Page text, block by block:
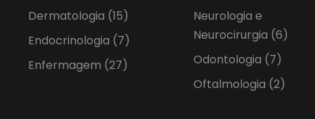
Dermatologia (15)
Endocrinologia (7)
Enfermagem (27)
Neurologia e
Neurocirurgia (6)
Odontologia (7)
Oftalmologia (2)